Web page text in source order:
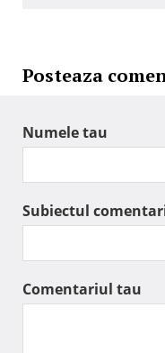
Posteaza
Numele tau
Subiectul
Comentariul tau